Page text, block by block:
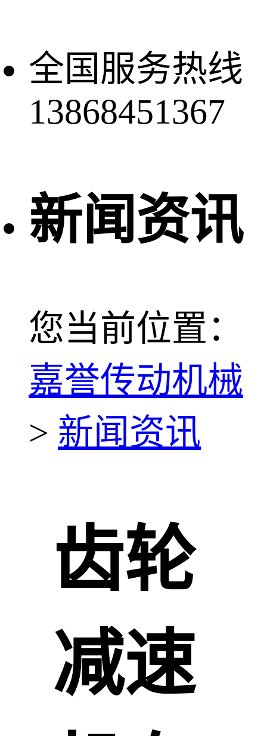
全国服务热线
13868451367
新闻资讯
您当前位置：
嘉誉传动机械
> 新闻资讯
齿轮
减速